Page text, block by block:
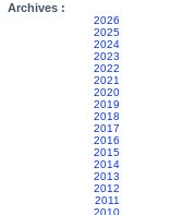
Archives :
2026
2025
2024
2023
2022
2021
2020
2019
2018
2017
2016
2015
2014
2013
2012
2011
2010